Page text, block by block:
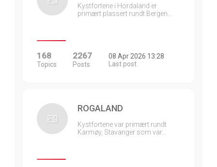
Kystfortene i Hordaland er
primært plassert rundt Bergen…
168
Topics
2267
Posts
08 Apr 2026 13:28
Last post
ROGALAND
Kystfortene var primært rundt
Karmøy, Stavanger som var…